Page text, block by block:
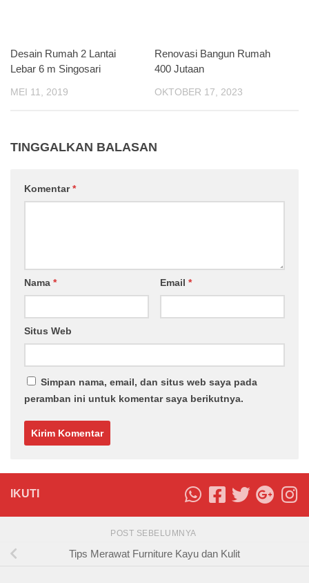
Desain Rumah 2 Lantai
Lebar 6 m Singosari
MEI 11, 2019
Renovasi Bangun Rumah
400 Jutaan
OKTOBER 17, 2023
TINGGALKAN BALASAN
Komentar*
Nama * Email *
Situs Web
Simpan nama, email, dan situs web saya pada
peramban ini untuk komentar saya berikutnya.
IKUTI
POST SEBELUMNYA
Tips Merawat Furniture Kayu dan Kulit